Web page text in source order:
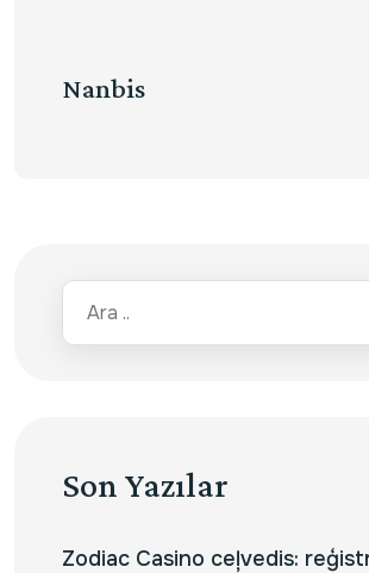
Nanbis
Son Yazılar
Zodiac Casino ceļvedis: